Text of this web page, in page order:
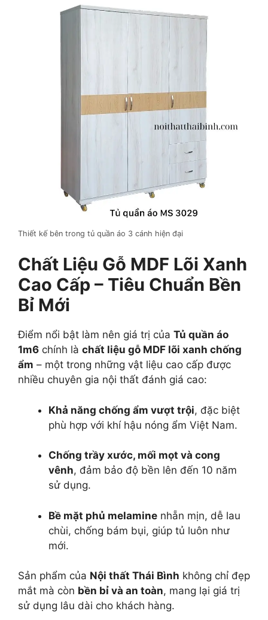
Thiết kế bên trong tủ quần áo 3 cánh hiện đại
Chất Liệu Gỗ MDF Lõi Xanh
Cao Cấp – Tiêu Chuẩn Bền
Bỉ Mới
Điểm nổi bật làm nên giá trị của Tủ quần áo
1m6 chính là chất liệu gỗ MDF lõi xanh chống
ẩm – một trong những vật liệu cao cấp được
nhiều chuyên gia nội thất đánh giá cao:
Khả năng chống ẩm vượt trội, đặc biệt
phù hợp với khí hậu nóng ẩm Việt Nam.
Chống trầy xước, mối mọt và cong
vênh, đảm bảo độ bền lên đến 10 năm
sử dụng.
Bề mặt phủ melamine nhẵn mịn, dễ lau
chùi, chống bám bụi, giúp tủ luôn như
mới.
Sản phẩm của Nội thất Thái Bình không chỉ đẹp
mắt mà còn bền bỉ và an toàn, mang lại giá trị
sử dụng lâu dài cho khách hàng.